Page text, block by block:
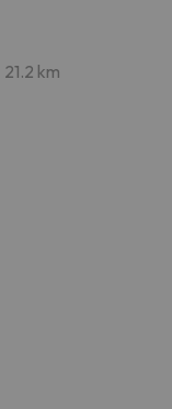
21.2 km